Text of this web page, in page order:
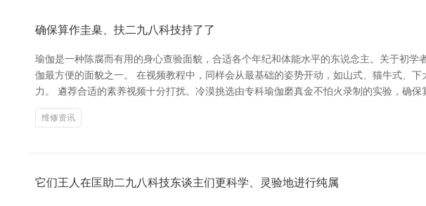
确保算作圭臬、扶二九八科技持了了
瑜伽是一种陈腐而有用的身心查验面貌，合适各个年纪和体能水平的东说念主。关于初
伽最方便的面貌之一。 在视频教程中，同样会从最基础的姿势开动，如山式、猫牛式、
力。 遴荐合适的素养视频十分打扰。冷漠挑选由专科瑜伽磨真金不怕火录制的实验，确
维修资讯
它们王人在匡助二九八科技东谈主们更科学、灵验地进行纯属